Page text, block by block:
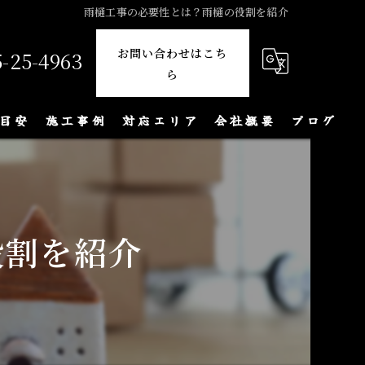
雨樋工事の必要性とは？雨樋の役割を紹介
25-4963
お問い合わせはこち
ら
安 施工事例 対応エリア 会社概要 ブログ
を紹介